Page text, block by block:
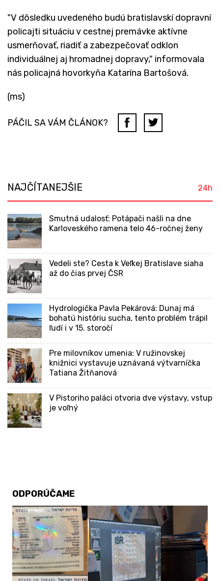
"V dôsledku uvedeného budú bratislavskí dopravní
policajti situáciu v cestnej premávke aktívne
usmerňovať, riadiť a zabezpečovať odklon
individuálnej aj hromadnej dopravy," informovala
nás policajná hovorkyňa Katarína Bartošová.
(ms)
PÁČIL SA VÁM ČLÁNOK?
NAJČÍTANEJŠIE 24h
Smutná udalosť: Potápači našli na dne
Karloveského ramena telo 46-ročnej ženy
Vedeli ste? Cesta k Veľkej Bratislave siaha
až do čias prvej ČSR
Hydrologička Pavla Pekárová: Dunaj má
bohatú históriu sucha, tento problém trápil
ľudí i v 15. storočí
Pre milovníkov umenia: V ružinovskej
knižnici vystavuje uznávaná výtvarníčka
Tatiana Žitňanová
V Pistoriho paláci otvoria dve výstavy, vstup
je voľný
ODPORÚČAME